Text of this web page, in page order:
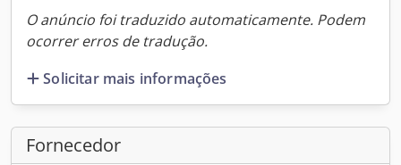
O anúncio foi traduzido automaticamente. Podem
ocorrer erros de tradução.
Solicitar mais informações
Fornecedor